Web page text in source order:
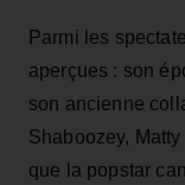
Parmi les
aperçues : son
son ancienne
Shaboozey,
que la popstar